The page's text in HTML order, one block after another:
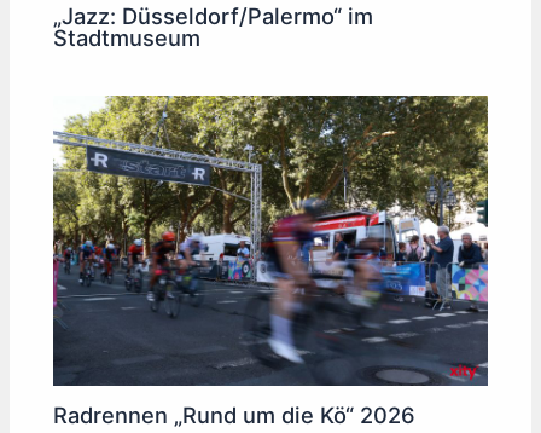
„Jazz: Düsseldorf/Palermo“ im
Stadtmuseum
Radrennen „Rund um die Kö“ 2026